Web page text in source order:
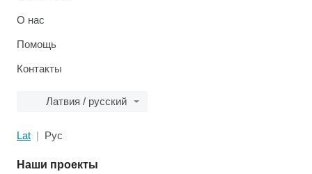
О нас
Помощь
Контакты
Латвия / русский
Lat Рус
Наши проекты